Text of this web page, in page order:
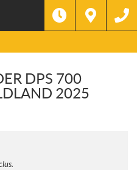
DPS 700
2025